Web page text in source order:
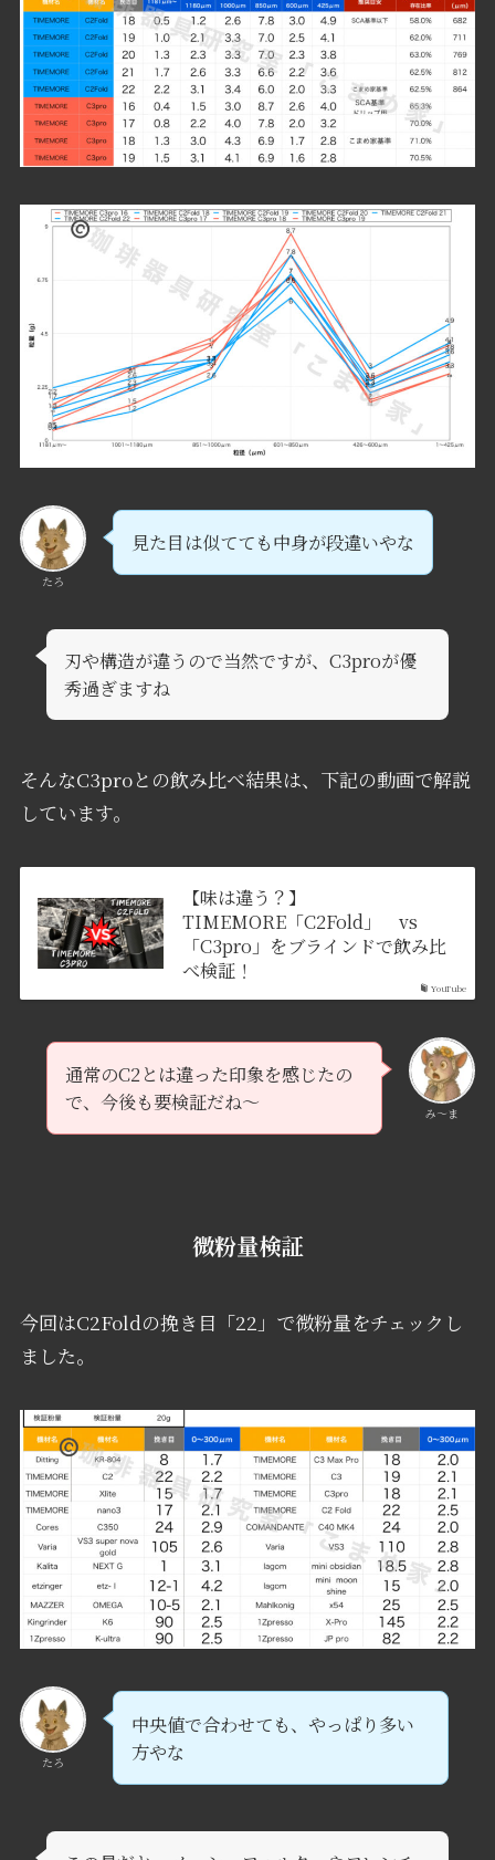
たろ
見た目は似てても中身が段違いやな
刃や構造が違うので当然ですが、C3proが優
秀過ぎますね
そんなC3proとの飲み比べ結果は、下記の動画で解説
しています。
YouTube
【味は違う？】
TIMEMORE「C2Fold」 vs
「C3pro」をブラインドで飲み比
べ検証！
み〜ま
通常のC2とは違った印象を感じたの
で、今後も要検証だね～
微粉量検証
今回はC2Foldの挽き目「22」で微粉量をチェックし
ました。
たろ
中央値で合わせても、やっぱり多い
方やな